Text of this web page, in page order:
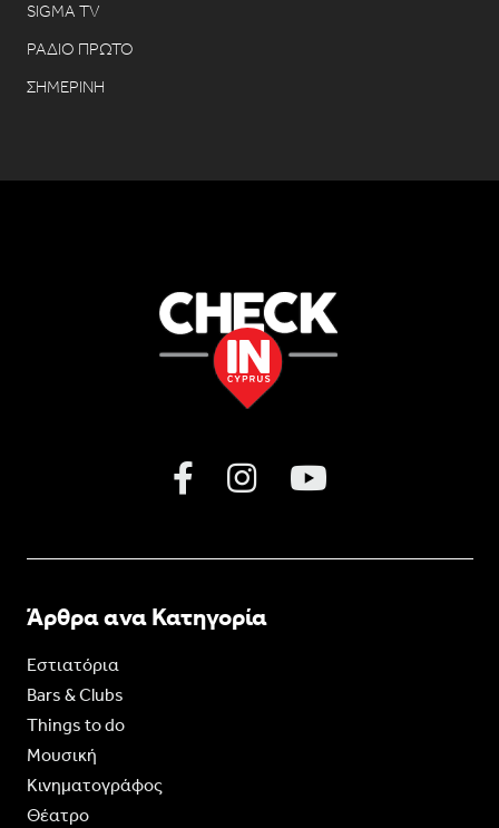
SIGMA TV
ΡΑΔΙΟ ΠΡΩΤΟ
ΣΗΜΕΡΙΝΗ
Άρθρα ανα Κατηγορία
Εστιατόρια
Bars & Clubs
Things to do
Moυσική
Κινηματογράφος
Θέατρο